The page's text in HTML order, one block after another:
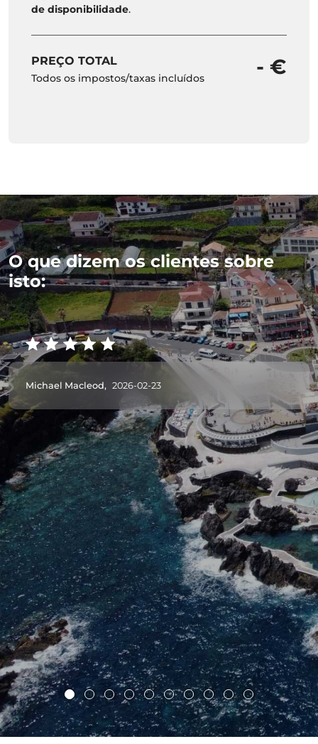
de disponibilidade.
PREÇO TOTAL
Todos os impostos/taxas incluídos - €
O que dizem os clientes sobre
isto:
Michael Macleod, 2026-02-23